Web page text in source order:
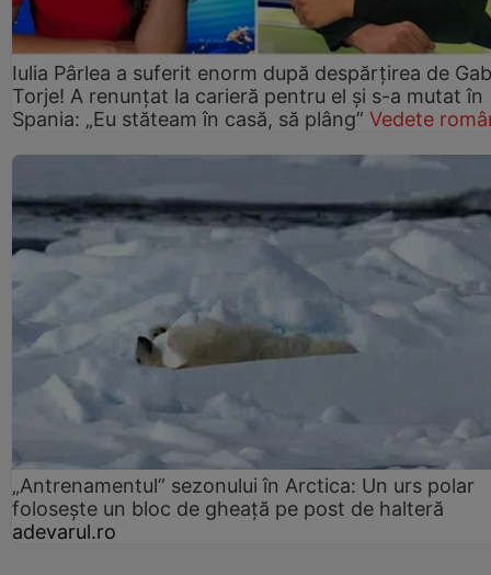
Iulia Pârlea a suferit enorm după despărțirea de
Torje! A renunțat la carieră pentru el și s-a mutat în
Spania: „Eu stăteam în casă, să plâng” Vedete
„Antrenamentul” sezonului în Arctica: Un urs polar
folosește un bloc de gheață pe post de halteră
adevarul.ro